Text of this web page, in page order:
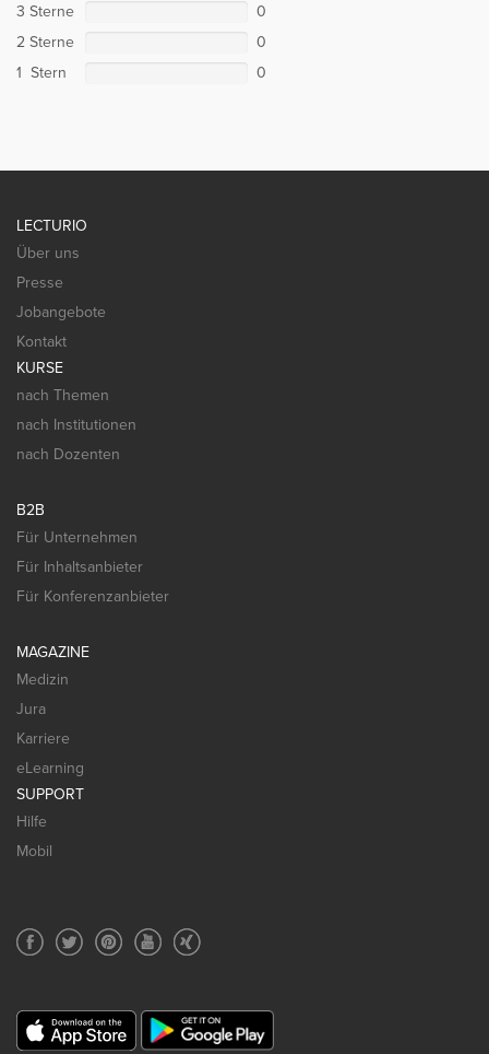
3 Sterne
0
2 Sterne
0
1 Stern
0
LECTURIO
Über uns
Presse
Jobangebote
Kontakt
KURSE
nach Themen
nach Institutionen
nach Dozenten
B2B
Für Unternehmen
Für Inhaltsanbieter
Für Konferenzanbieter
MAGAZINE
Medizin
Jura
Karriere
eLearning
SUPPORT
Hilfe
Mobil